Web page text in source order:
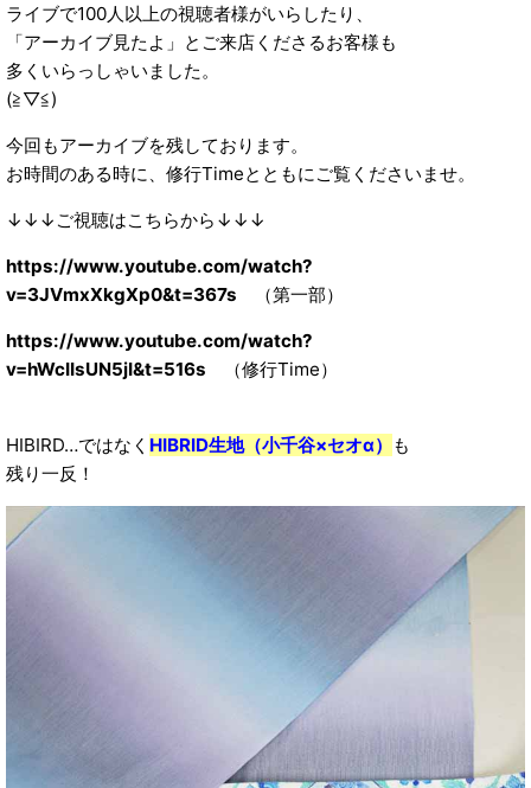
ライブで100人以上の視聴者様がいらしたり、
「アーカイブ見たよ」とご来店くださるお客様も
多くいらっしゃいました。
(≧▽≦)
今回もアーカイブを残しております。
お時間のある時に、修行Timeとともにご覧くださいませ。
↓↓↓ご視聴はこちらから↓↓↓
https://www.youtube.com/watch?
v=3JVmxXkgXp0&t=367s （第一部）
https://www.youtube.com/watch?
v=hWcIIsUN5jI&t=516s （修行Time）
HIBIRD…ではなく HIBRID生地（小千谷×セオα） も
残り一反！